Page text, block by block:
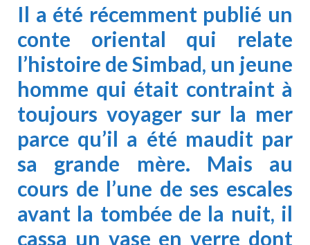
Il a été récemment publié un
conte oriental qui relate
l’histoire de Simbad, un jeune
homme qui était contraint à
toujours voyager sur la mer
parce qu’il a été maudit par
sa grande mère. Mais au
cours de l’une de ses escales
avant la tombée de la nuit, il
cassa un vase en verre dont